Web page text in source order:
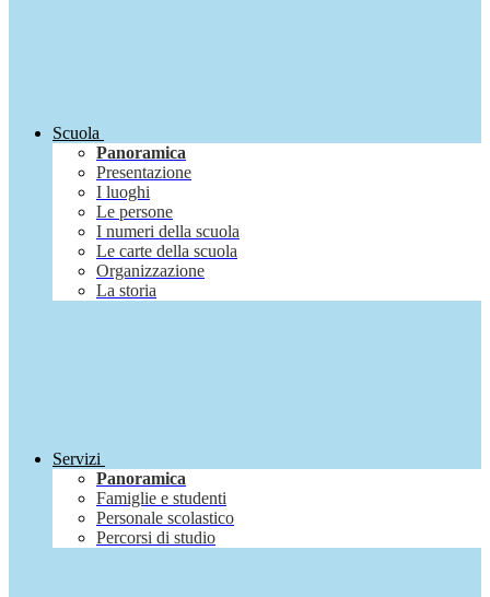
Scuola
Panoramica
Presentazione
I luoghi
Le persone
I numeri della scuola
Le carte della scuola
Organizzazione
La storia
Servizi
Panoramica
Famiglie e studenti
Personale scolastico
Percorsi di studio